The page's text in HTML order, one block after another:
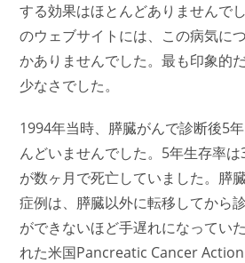
する効果はほとんどありませんで
のウェブサイトには、この病気に
かありませんでした。最も印象的
少なさでした。
1994年当時、膵臓がんで診断後5
んどいませんでした。5年生存率
が数ヶ月で死亡していました。膵
症例は、膵臓以外に転移してから
ができないほど手遅れになってい
れた米国Pancreatic Cancer